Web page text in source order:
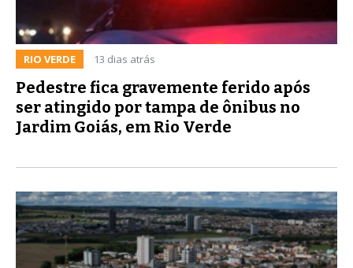
RIO VERDE 13 dias atrás
Pedestre fica gravemente ferido após
ser atingido por tampa de ônibus no
Jardim Goiás, em Rio Verde